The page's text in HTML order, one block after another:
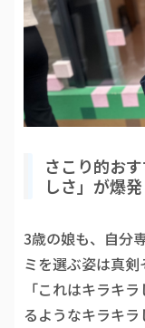
さこり的お
しさ」が爆発
3歳の娘も、自分
ミを選ぶ姿は真剣
「これはキラキ
るようなキラキ